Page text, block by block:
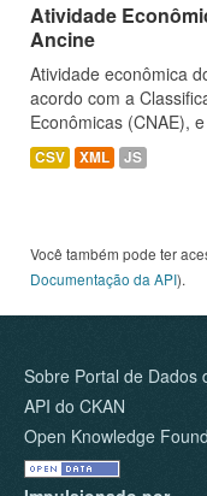
Atividade
Ancine
Atividade econômica
acordo com a
Econômicas (CNAE),
CSV XML JS
Você também pode ter
Documentação da API).
Sobre Portal de Dados
API do CKAN
Open Knowledge